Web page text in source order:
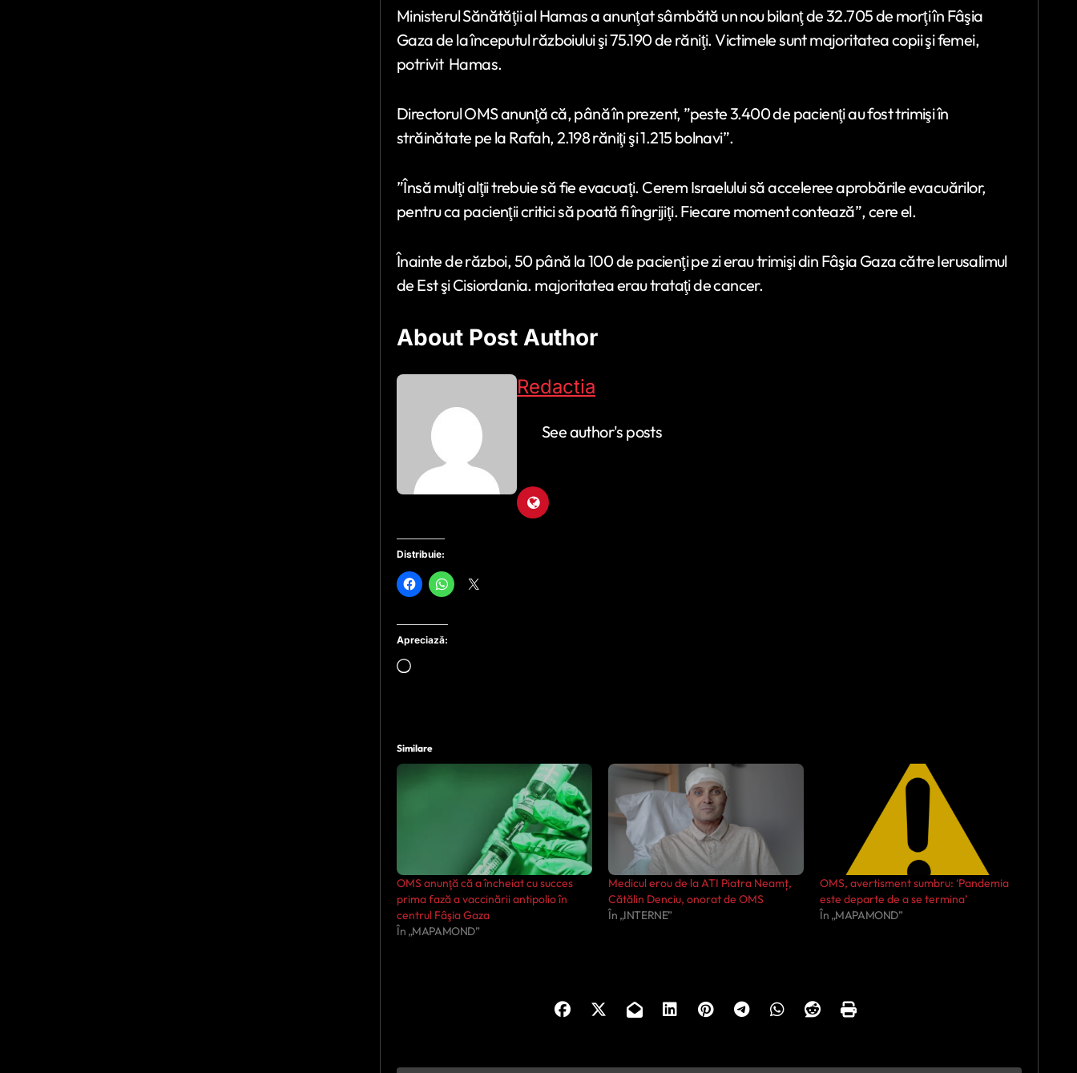
Ministerul Sănătăţii al Hamas a anunţat sâmbătă un nou bilanţ de 32.705 de morţi în Fâşia
Gaza de la începutul războiului şi 75.190 de răniţi. Victimele sunt majoritatea copii şi femei,
potrivit Hamas.
Directorul OMS anunţă că, până în prezent, ”peste 3.400 de pacienţi au fost trimişi în
străinătate pe la Rafah, 2.198 răniţi şi 1.215 bolnavi”.
”Însă mulţi alţii trebuie să fie evacuaţi. Cerem Israelului să acceleree aprobările evacuărilor,
pentru ca pacienţii critici să poată fi îngrijiţi. Fiecare moment contează”, cere el.
Înainte de război, 50 până la 100 de pacienţi pe zi erau trimişi din Fâşia Gaza către Ierusalimul
de Est şi Cisiordania. majoritatea erau trataţi de cancer.
About Post Author
Redactia
See author's posts
Distribuie:
Apreciază:
Încarc...
Similare
OMS anunţă că a încheiat cu succes
prima fază a vaccinării antipolio în
centrul Fâşia Gaza
În „MAPAMOND”
Medicul erou de la ATI Piatra Neamț,
Cătălin Denciu, onorat de OMS
În „INTERNE”
OMS, avertisment sumbru: ‘Pandemia
este departe de a se termina’
În „MAPAMOND”